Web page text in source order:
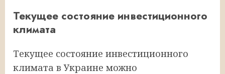
Текущее состояние инвестиционного
климата
Текущее состояние инвестиционного
климата в Украине можно